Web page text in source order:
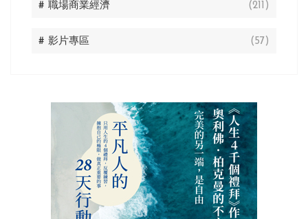
# 職場商業經濟 (211)
# 影片專區 (57)